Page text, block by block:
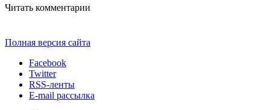
Читать комментарии
Полная версия сайта
Facebook
Twitter
RSS-ленты
E-mail рассылка